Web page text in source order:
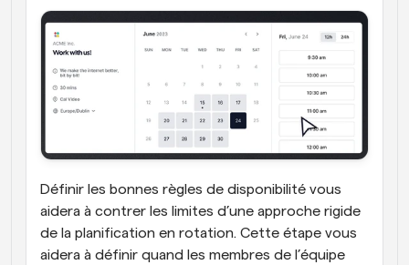
Définir les bonnes règles de disponibilité vous
aidera à contrer les limites d’une approche rigide
de la planification en rotation. Cette étape vous
aidera à définir quand les membres de l’équipe